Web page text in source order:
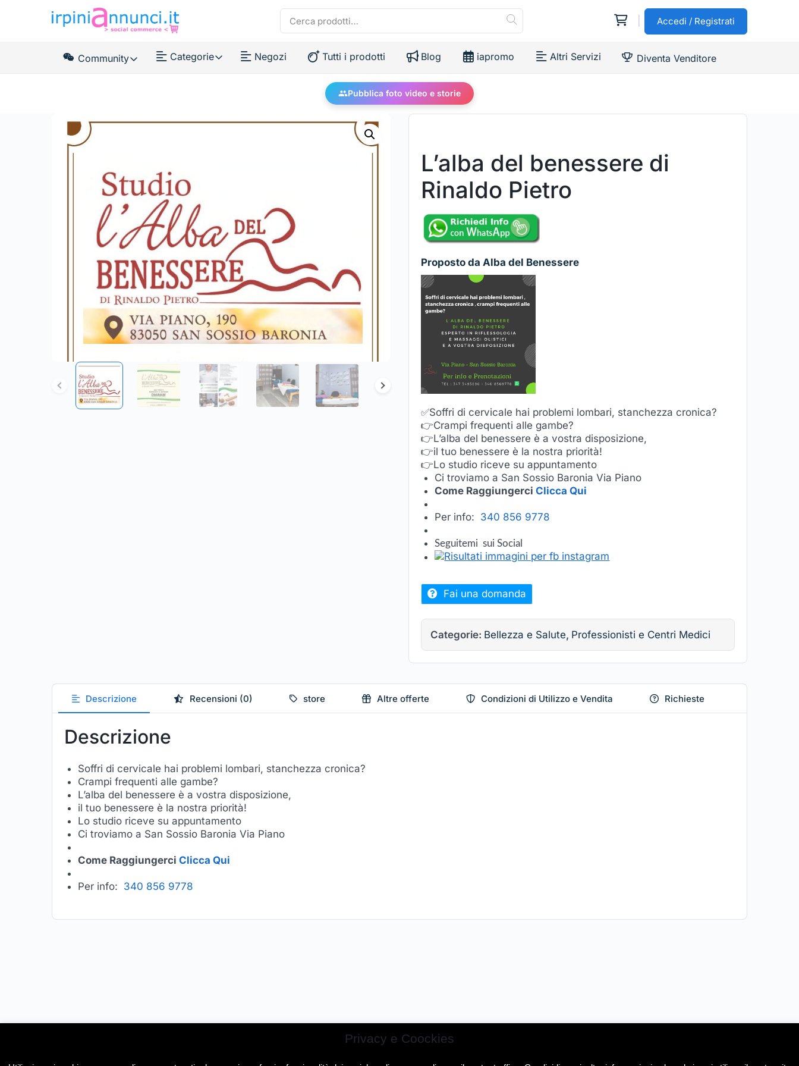
Accedi / Registrati
Community
Membri
Categorie Negozi Tutti i prodotti Blog iapromo Altri Servizi Diventa Venditore
Pubblica foto video e storie
L’alba del benessere di
Rinaldo Pietro
Proposto da Alba del Benessere
✅Soffri di cervicale hai problemi lombari, stanchezza cronica?
👉Crampi frequenti alle gambe?
👉L’alba del benessere è a vostra disposizione,
👉il tuo benessere è la nostra priorità!
👉Lo studio riceve su appuntamento
Ci troviamo a San Sossio Baronia Via Piano
Come RaggiungerciClicca Qui
Per info: 340 856 9778
Seguitemi sui Social
Fai una domanda
Categorie: Bellezza e Salute, Professionisti e Centri Medici
Descrizione Recensioni (0) store Altre offerte Condizioni di Utilizzo e Vendita Richieste
Descrizione
Soffri di cervicale hai problemi lombari, stanchezza cronica?
Crampi frequenti alle gambe?
L’alba del benessere è a vostra disposizione,
il tuo benessere è la nostra priorità!
Lo studio riceve su appuntamento
Ci troviamo a San Sossio Baronia Via Piano
Come RaggiungerciClicca Qui
Per info: 340 856 9778
Privacy e Coockies